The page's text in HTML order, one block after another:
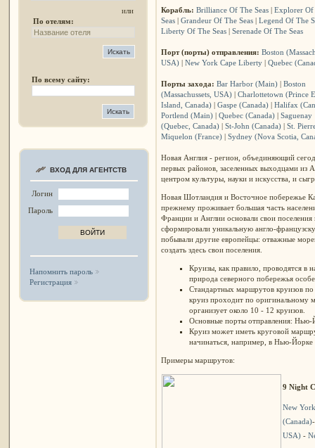
или
По отелям:
По всему сайту:
ВХОД ДЛЯ АГЕНТСТВ
Логин
Пароль
Напомнить пароль
Регистрация
Корабль: Brilliance Of The Seas| Explorer Of
Seas| Grandeur Of The Seas| Legend Of The
Liberty Of The Seas| Serenade Of The Seas
Порт (порты) отправления: Boston
USA)| New York Cape Liberty | Quebec
Порты захода: Bar Harbor (Мain)| Boston
(Massachussets, USA)| Charlottetown (Prince
Island, Canada)| Gaspe (Canada)| Halifax
Portlend (Main)| Quebec (Canada)| Saguenay
(Quebec, Canada)| St-John (Canada)| St.
Miquelon (France)| Sydney (Nova Scotia,
Новая Англия - регион, объединяющий
первых районов, заселенных выходцами из
центром культуры, науки и искусства, и
Новая Шотландия и Восточное побережье
прежнему проживает большая часть
Франции и Англии основали свои поселения
сформировали уникальную англо-
побывали другие европейцы: отважные
создать здесь свои поселения.
Круизы, как правило, проводятся в
природа северного побережья
Стандартных маршрутов круизов
круиз проходит по оригинальному
организует около 10 - 12 круизов.
Основные порты отправления: Нью-
Круиз может иметь круговой
начинаться, например, в Нью-Йорке
Примеры маршрутов:
9 Night
New
(Canada)
USA)-